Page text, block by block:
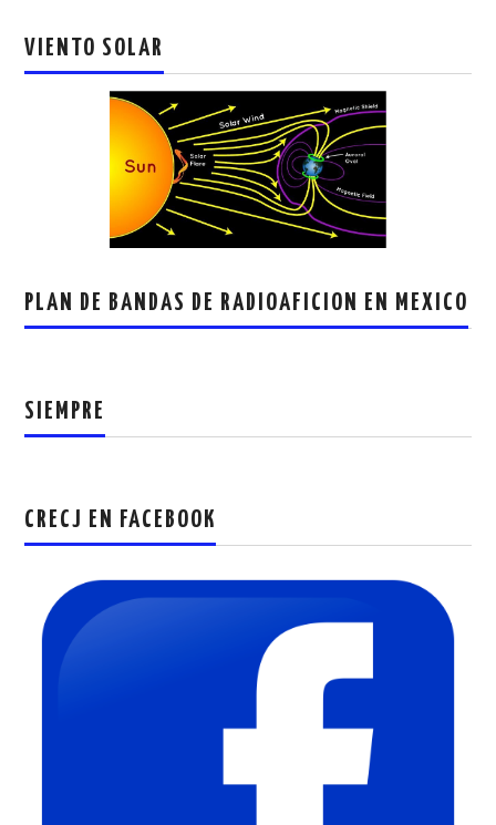
VIENTO SOLAR
PLAN DE BANDAS DE RADIOAFICION EN MEXICO
SIEMPRE
CRECJ EN FACEBOOK